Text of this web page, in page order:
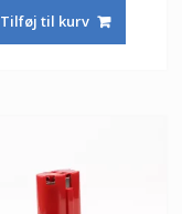
Tilføj til kurv